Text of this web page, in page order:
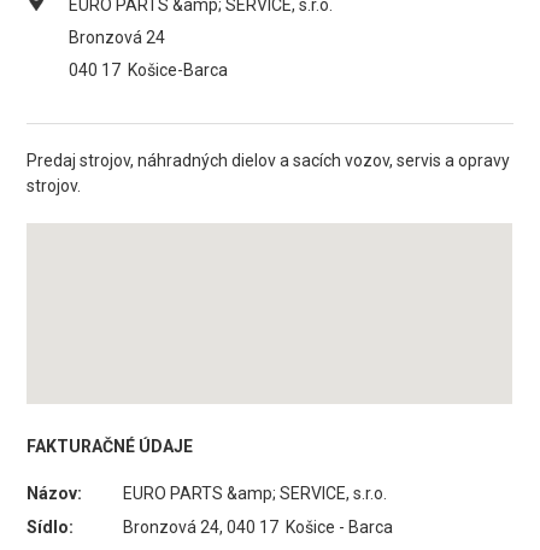
EURO PARTS &amp; SERVICE, s.r.o.
Bronzová 24
040 17 Košice-Barca
Predaj strojov, náhradných dielov a sacích vozov, servis a opravy
strojov.
FAKTURAČNÉ ÚDAJE
Názov:
EURO PARTS &amp; SERVICE, s.r.o.
Sídlo:
Bronzová 24, 040 17 Košice - Barca